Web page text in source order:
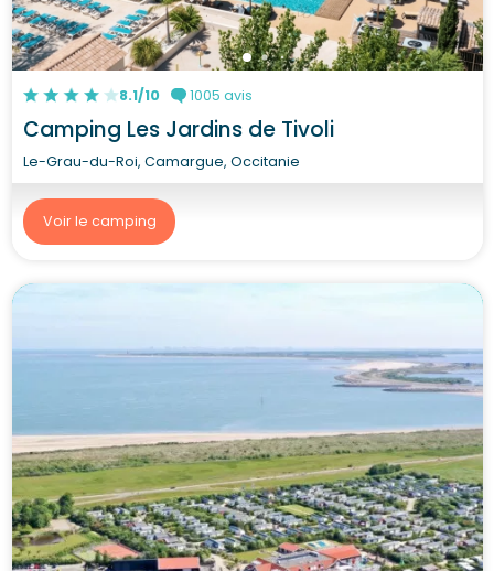
8.1/10 1005 avis
Camping Les Jardins de Tivoli
Le-Grau-du-Roi, Camargue, Occitanie
Voir le camping